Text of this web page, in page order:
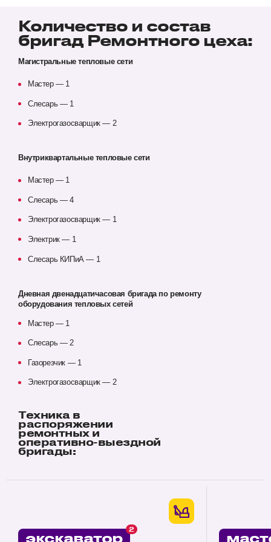
Количество и состав
бригад Ремонтного цеха:
Магистральные тепловые сети
Мастер — 1
Слесарь — 1
Электрогазосварщик — 2
Внутриквартальные тепловые сети
Мастер — 1
Слесарь — 4
Электрогазосварщик — 1
Электрик — 1
Слесарь КИПиА — 1
Дневная двенадцатичасовая бригада по ремонту
оборудования тепловых сетей
Мастер — 1
Слесарь — 2
Газорезчик — 1
Электрогазосварщик — 2
Техника в
распоряжении
ремонтных и
оперативно-выездной
бригады:
экскаватор 2